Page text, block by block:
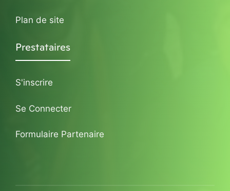
Plan de site
Prestataires
S'inscrire
Se Connecter
Formulaire Partenaire